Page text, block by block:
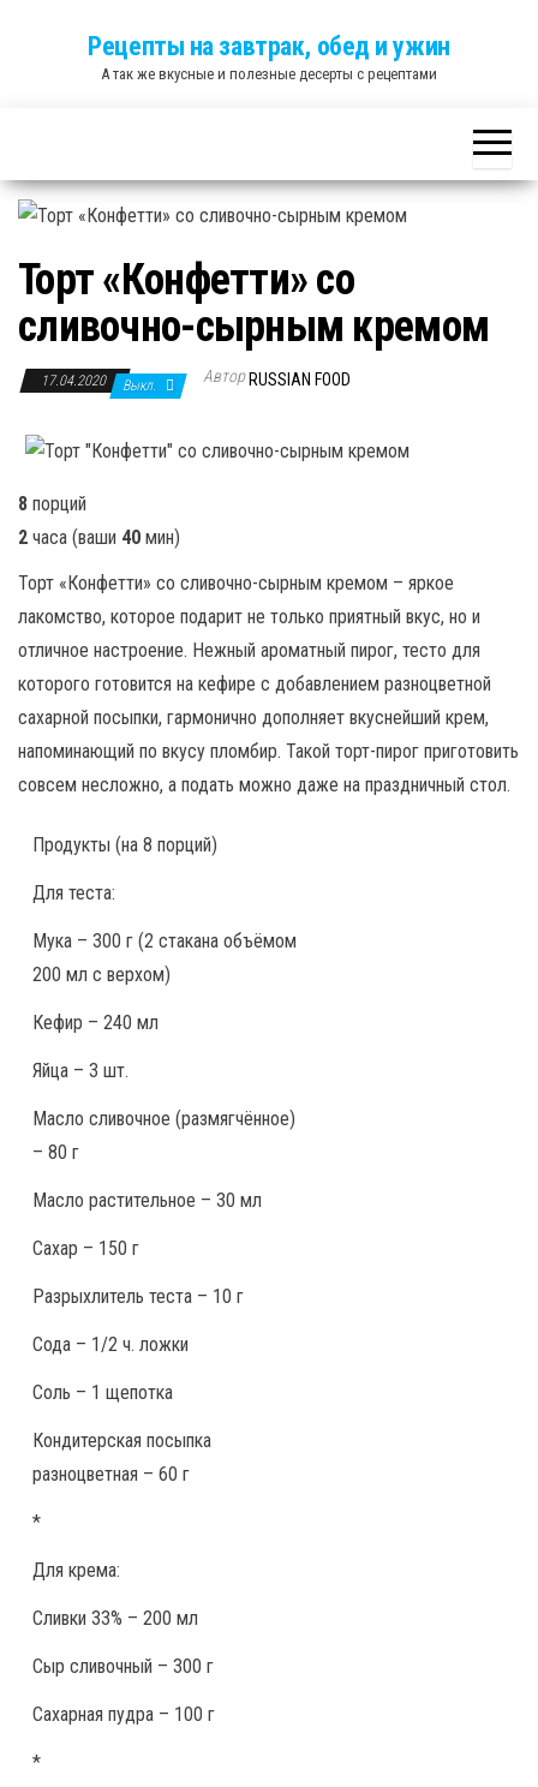
Рецепты на завтрак, обед и ужин
А так же вкусные и полезные десерты с рецептами
Торт «Конфетти» со
сливочно-сырным кремом
17.04.2020 Выкл. Автор RUSSIAN FOOD
8 порций
2 часа (ваши 40 мин)
Торт «Конфетти» со сливочно-сырным кремом – яркое
лакомство, которое подарит не только приятный вкус, но и
отличное настроение. Нежный ароматный пирог, тесто для
которого готовится на кефире с добавлением разноцветной
сахарной посыпки, гармонично дополняет вкуснейший крем,
напоминающий по вкусу пломбир. Такой торт-пирог приготовить
совсем несложно, а подать можно даже на праздничный стол.
Продукты (на 8 порций)
Для теста:
Мука – 300 г (2 стакана объёмом
200 мл с верхом)
Кефир – 240 мл
Яйца – 3 шт.
Масло сливочное (размягчённое)
– 80 г
Масло растительное – 30 мл
Сахар – 150 г
Разрыхлитель теста – 10 г
Сода – 1/2 ч. ложки
Соль – 1 щепотка
Кондитерская посыпка
разноцветная – 60 г
*
Для крема:
Сливки 33% – 200 мл
Сыр сливочный – 300 г
Сахарная пудра – 100 г
*